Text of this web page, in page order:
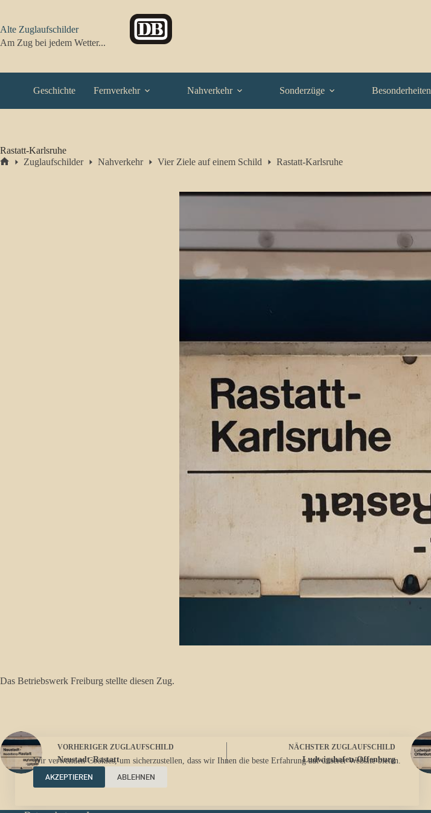
springen
Wir verwenden Cookies, um sicherzustellen, dass wir Ihnen die beste Erfahrung auf unserer Website bieten.
AKZEPTIEREN
ABLEHNEN
Alte Zuglaufschilder
Am Zug bei jedem Wetter...
Geschichte Fernverkehr Nahverkehr Sonderzüge Besonderheiten
Rastatt-Karlsruhe
Zuglaufschilder Nahverkehr Vier Ziele auf einem Schild Rastatt-Karlsruhe
Das Betriebswerk Freiburg stellte diesen Zug.
VORHERIGER ZUGLAUFSCHILD
Neustadt-Rastatt
NÄCHSTER ZUGLAUFSCHILD
Ludwigshafen-Offenburg